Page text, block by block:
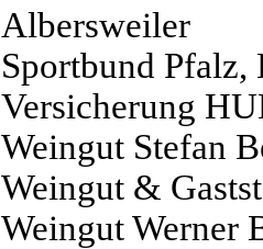
Albersweiler
Sportbund Pfalz,
Versicherung
Weingut Stefan
Weingut &
Weingut Werner